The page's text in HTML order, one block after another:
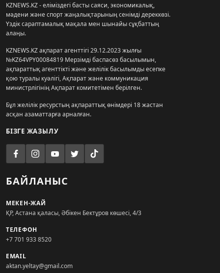
KZNEWS.KZ - еліміздегі басты саяси, экономикалық,
мәдени және спорт жаңалықтарының сенімді дереккөзі.
Үздік сараптамалық мақала мен шынайы сұқбаттың
алаңы.
KZNEWS.KZ ақпарат агенттігі 29.12.2023 жылғы
№KZ64VPY00084819 Мерзімді баспасөз басылымын,
ақпараттық агенттікті және желілік басылымды есепке
қою туралы куәлігі, Ақпарат және коммуникация
министрлігінің Ақпарат комитетімен берілген.
Бұл желілік ресурстың ақпараттық өнімдері 18 жастан
асқан азаматтарға арналған.
БІЗГЕ ЖАЗЫЛУ
БАЙЛАНЫС
МЕКЕН-ЖАЙ
ҚР, Астана қаласы, Әбікен Бектұров көшесі, 4/3
ТЕЛЕФОН
+7 701 933 8520
EMAIL
aktan.yeltay@gmail.com